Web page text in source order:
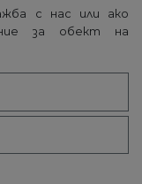
с нас или ако
за обект на